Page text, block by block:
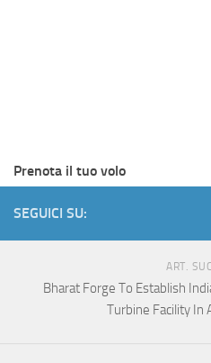
Prenota il tuo volo
SEGUICI SU:
ART.
Bharat Forge To Establish
Turbine Facility In